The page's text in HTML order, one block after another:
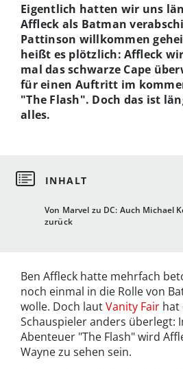
Von Marvel zu DC: Auch Michael
zurück
Eigentlich hatten wir uns
Affleck als Batman
Pattinson willkommen
heißt es plötzlich: Affleck
mal das schwarze Cape
für einen Auftritt im
"The Flash". Doch das ist
alles.
Ben Affleck hatte mehrfach
noch einmal in die Rolle von
wolle. Doch lautVanity Fair hat
Schauspieler anders überlegt:
Abenteuer "The Flash" wird
Wayne zu sehen sein.